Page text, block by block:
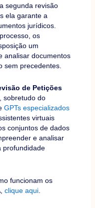
segunda revisão
ela garante a
jurídicos.
os
um
analisar documentos
sem precedentes.
de Petições
sobretudo do
GPTs especializados
virtuais
conjuntos de dados
e analisar
profundidade
funcionam os
clique aqui.